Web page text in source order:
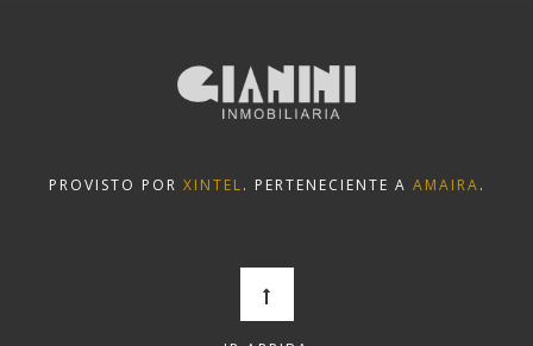
PROVISTO POR XINTEL. PERTENECIENTE A AMAIRA.